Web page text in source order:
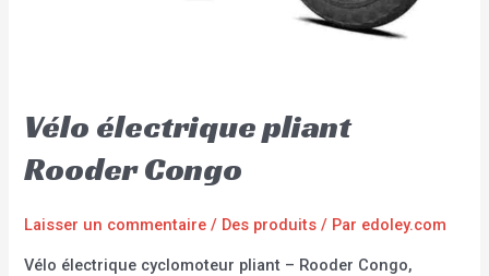
Vélo électrique pliant
Rooder Congo
Laisser un commentaire / Des produits / Par edoley.com
Vélo électrique cyclomoteur pliant – Rooder Congo,